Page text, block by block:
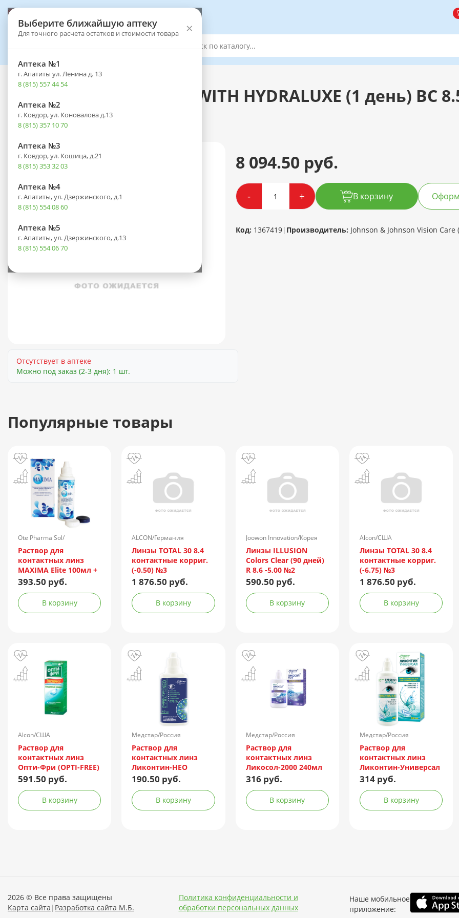
Выберите ближайшую аптеку
Для точного расчета остатков и стоимости товара ×
Аптека №1
г. Апатиты ул. Ленина д. 13
8 (815) 557 44 54
Аптека №2
г. Ковдор, ул. Коновалова д.13
8 (815) 357 10 70
Аптека №3
г. Ковдор, ул. Кошица, д.21
8 (815) 353 32 03
Аптека №4
г. Апатиты, ул. Дзержинского, д.1
8 (815) 554 08 60
Аптека №5
г. Апатиты, ул. Дзержинского, д.13
8 (815) 554 06 70
Каталог - Оптика - Контактные линзы
Линзы ACUVUE OASYS WITH HYDRALUXE (1 день)
корриг. (-1.00) №90
8 094.50 руб.
- + В корзину
Код: 1367419| Производитель: Johnson & Johnson Vision Care
Отсутствует в аптеке
Можно под заказ (2-3 дня): 1 шт.
Популярные товары
Ote Pharma Sol/
Нидерланды
Раствор для
контактных линз
MAXIMA Elite 100мл +
контейнер
393.50 руб.
В корзину
ALCON/Германия
Линзы TOTAL 30 8.4
контактные корриг.
(-0.50) №3
1 876.50 руб.
В корзину
Joowon Innovation/Корея
Линзы ILLUSION
Colors Clear (90 дней)
R 8.6 -5,00 №2
590.50 руб.
В корзину
Alcon/США
Линзы TOTAL 30 8.4
контактные корриг.
(-6.75) №3
1 876.50 руб.
В корзину
Alcon/США
Раствор для
контактных линз
Опти-Фри (OPTI-FREE)
Express 355мл +
контейнер
591.50 руб.
В корзину
Медстар/Россия
Раствор для
контактных линз
Ликонтин-НЕО
Мульти 60мл
190.50 руб.
В корзину
Медстар/Россия
Раствор для
контактных линз
Ликосол-2000 240мл
316 руб.
В корзину
Медстар/Россия
Раствор для
контактных линз
Ликонтин-Универсал
240мл
314 руб.
В корзину
2026 © Все права защищены
Карта сайта | Разработка сайта М.Б.
Политика конфиденциальности и
обработки персональных данных
Наше мобильное
приложение: